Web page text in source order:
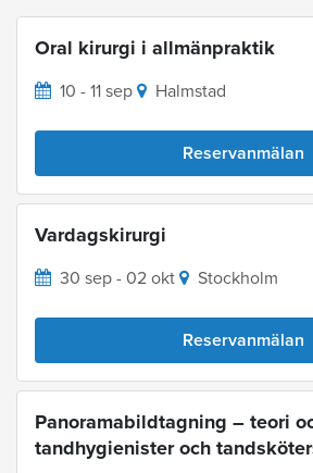
Oral kirurgi i allmänpraktik
10 - 11 sep Halmstad
Reservanmälan
Vardagskirurgi
30 sep - 02 okt Stockholm
Reservanmälan
Panoramabildtagning – teori
tandhygienister och